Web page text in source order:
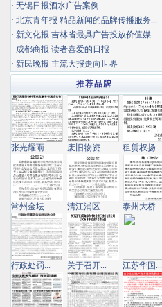
· 无锡日报酒水广告案例
· 北京青年报 精品新闻的品牌传播服务...
· 新文化报 吉林省最具广告投放价值媒...
· 成都商报 读者喜爱的日报
· 新民晚报 主流大报走向世界
推荐品牌
张光耀雨... 废旧物资... 租赁权扬...
常州金坛... 清江浦区... 泰州大桥...
行政处罚... 关于召开... 江苏华国...